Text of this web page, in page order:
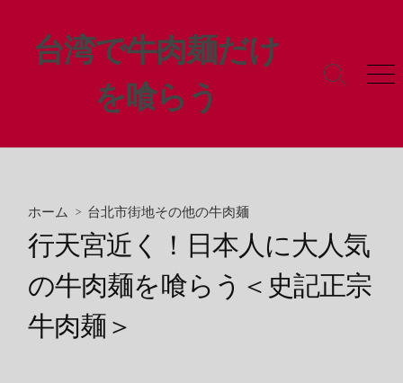
ス
台湾で牛肉麺だけ
を喰らう
検
ル
メ
ホーム > 台北市街地その他の牛肉麺
行天宮近く！日本人に大人気
の牛肉麺を喰らう＜史記正宗
牛肉麺＞